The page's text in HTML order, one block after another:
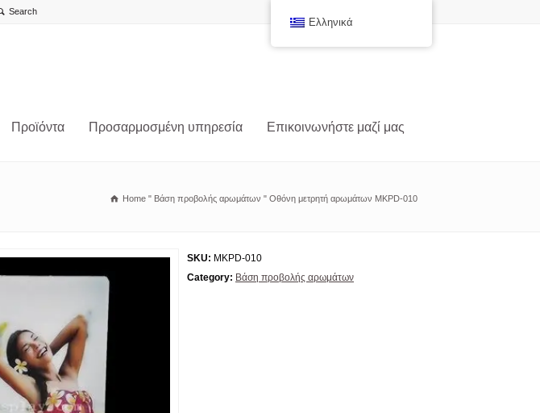
Προϊόντα Προσαρμοσμένη υπηρεσία Επικοινωνήστε μαζί μας
Home " Βάση προβολής αρωμάτων " Οθόνη μετρητή αρωμάτων MKPD-010
SKU: MKPD-010
Category: Βάση προβολής αρωμάτων
Ελληνικά